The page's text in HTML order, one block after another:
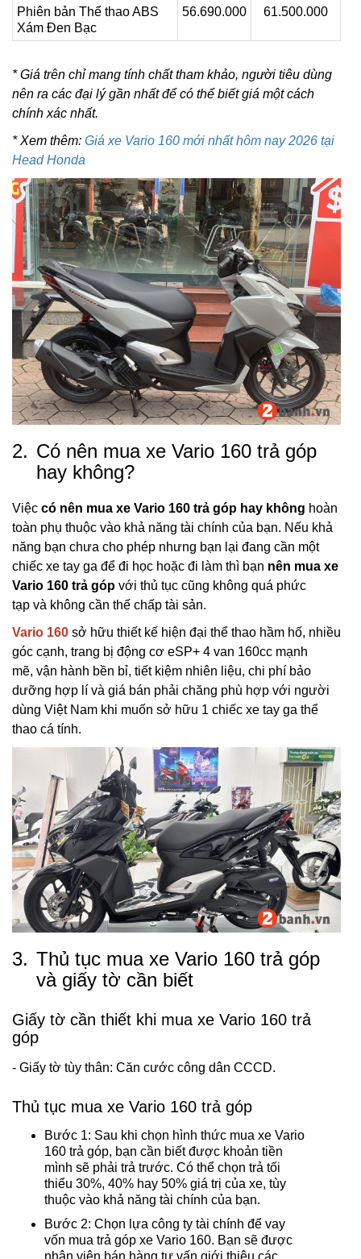
Phiên bản Thể thao ABS
Xám Đen Bạc
56.690.000 61.500.000
* Giá trên chỉ mang tính chất tham khảo, người tiêu dùng
nên ra các đại lý gần nhất để có thể biết giá một cách
chính xác nhất.
* Xem thêm: Giá xe Vario 160 mới nhất hôm nay 2026 tại
Head Honda
2. Có nên mua xe Vario 160 trả góp
hay không?
Việc có nên mua xe Vario 160 trả góp hay không hoàn
toàn phụ thuộc vào khả năng tài chính của bạn. Nếu khả
năng bạn chưa cho phép nhưng bạn lại đang cần một
chiếc xe tay ga để đi học hoặc đi làm thì bạn nên mua xe
Vario 160 trả góp với thủ tục cũng không quá phức
tạp và không cần thế chấp tài sản.
Vario 160 sở hữu thiết kế hiện đại thể thao hầm hố, nhiều
góc cạnh, trang bị động cơ eSP+ 4 van 160cc mạnh
mẽ, vận hành bền bỉ, tiết kiệm nhiên liệu, chi phí bảo
dưỡng hợp lí và giá bán phải chăng phù hợp với người
dùng Việt Nam khi muốn sở hữu 1 chiếc xe tay ga thể
thao cá tính.
3. Thủ tục mua xe Vario 160 trả góp
và giấy tờ cần biết
Giấy tờ cần thiết khi mua xe Vario 160 trả
góp
- Giấy tờ tùy thân: Căn cước công dân CCCD.
Thủ tục mua xe Vario 160 trả góp
Bước 1: Sau khi chọn hình thức mua xe Vario
160 trả góp, bạn cần biết được khoản tiền
mình sẽ phải trả trước. Có thể chọn trả tối
thiểu 30%, 40% hay 50% giá trị của xe, tùy
thuộc vào khả năng tài chính của bạn.
Bước 2: Chọn lựa công ty tài chính để vay
vốn mua trả góp xe Vario 160. Bạn sẽ được
nhân viên bán hàng tư vấn giới thiệu các